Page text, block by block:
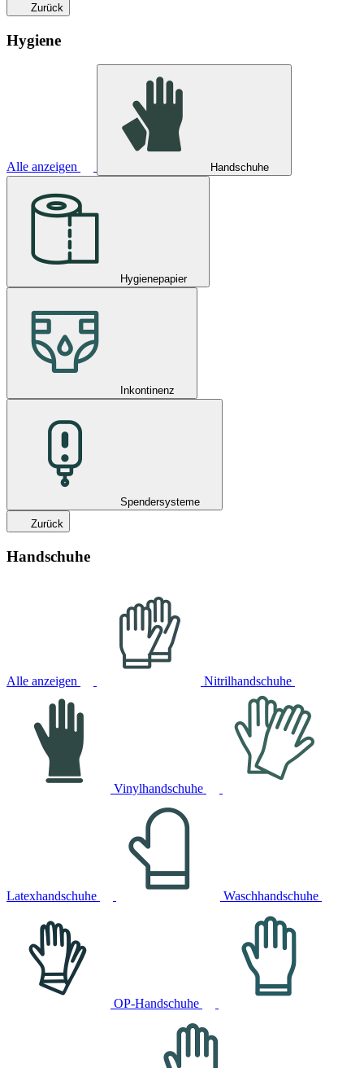
Zurück
Hygiene
Alle anzeigen Handschuhe
Hygienepapier
Inkontinenz
Spendersysteme
Zurück
Handschuhe
Alle anzeigen Nitrilhandschuhe
Vinylhandschuhe
Latexhandschuhe Waschhandschuhe
OP-Handschuhe